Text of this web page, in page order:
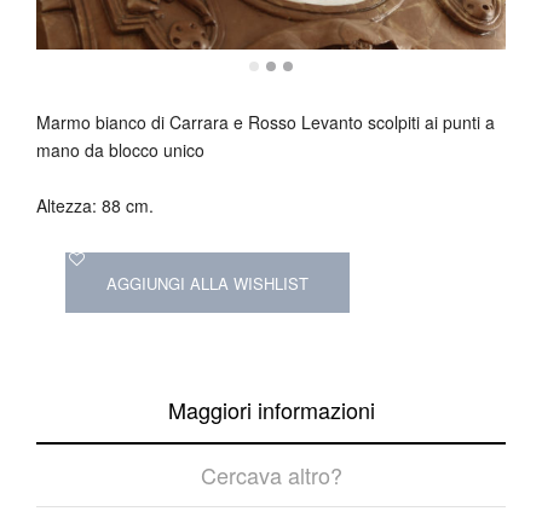
Marmo bianco di Carrara e Rosso Levanto scolpiti ai punti a
mano da blocco unico
Altezza: 88 cm.
AGGIUNGI ALLA WISHLIST
Maggiori informazioni
Cercava altro?